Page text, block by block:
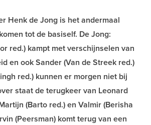
Henk de Jong is het andermaal
tot de basiself. De Jong:
red.) kampt met verschijnselen van
en ook Sander (Van de Streek red.)
red.) kunnen er morgen niet bij
staat de terugkeer van Leonard
(Barto red.) en Valmir (Berisha
(Peersman) komt terug van een